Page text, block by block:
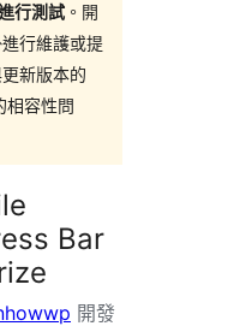
行測試 。開
行維護或提
新版本的
相容性問
Bar
開發